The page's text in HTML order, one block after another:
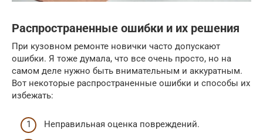
Распространенные ошибки и их решения
При кузовном ремонте новички часто допускают
ошибки. Я тоже думала, что все очень просто, но на
самом деле нужно быть внимательным и аккуратным.
Вот некоторые распространенные ошибки и способы их
избежать:
Неправильная оценка повреждений.